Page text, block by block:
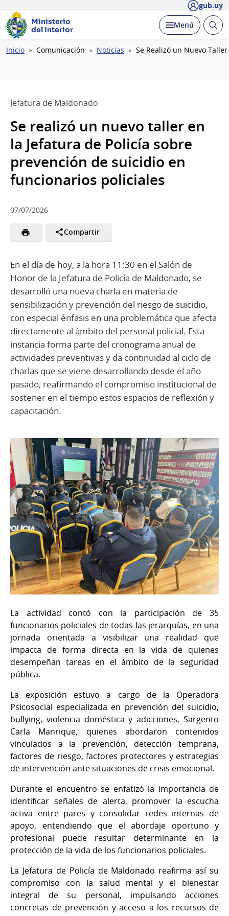
gub.uy
Ministerio
del Interior
Desplegar
Menú Abrir
Ruta
Inicio Comunicación Noticias Se Realizó un Nuevo
Jefatura de Maldonado
Se realizó un nuevo taller en
la Jefatura de Policía sobre
prevención de suicidio en
funcionarios policiales
07/07/2026
Compartir
En el día de hoy, a la hora 11:30 en el Salón de
Honor de la Jefatura de Policía de Maldonado, se
desarrolló una nueva charla en materia de
sensibilización y prevención del riesgo de suicidio,
con especial énfasis en una problemática que afecta
directamente al ámbito del personal policial. Esta
instancia forma parte del cronograma anual de
actividades preventivas y da continuidad al ciclo de
charlas que se viene desarrollando desde el año
pasado, reafirmando el compromiso institucional de
sostener en el tiempo estos espacios de reflexión y
capacitación.
La actividad contó con la participación de 35
funcionarios policiales de todas las jerarquías, en una
jornada orientada a visibilizar una realidad que
impacta de forma directa en la vida de quienes
desempeñan tareas en el ámbito de la seguridad
pública.
La exposición estuvo a cargo de la Operadora
Psicosocial especializada en prevención del suicidio,
bullying, violencia doméstica y adicciones, Sargento
Carla Manrique, quienes abordaron contenidos
vinculados a la prevención, detección temprana,
factores de riesgo, factores protectores y estrategias
de intervención ante situaciones de crisis emocional.
Durante el encuentro se enfatizó la importancia de
identificar señales de alerta, promover la escucha
activa entre pares y consolidar redes internas de
apoyo, entendiendo que el abordaje oportuno y
profesional puede resultar determinante en la
protección de la vida de los funcionarios policiales.
La Jefatura de Policía de Maldonado reafirma así su
compromiso con la salud mental y el bienestar
integral de su personal, impulsando acciones
concretas de prevención y acceso a los recursos de